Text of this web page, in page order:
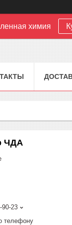
химия
ЧДА
90-23
телефону